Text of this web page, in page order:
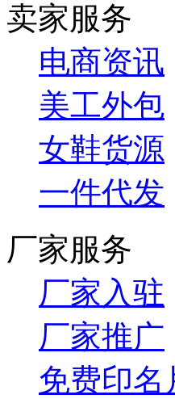
卖家服务
电商资讯
美工外包
女鞋货源
一件代发
厂家服务
厂家入驻
厂家推广
免费印名